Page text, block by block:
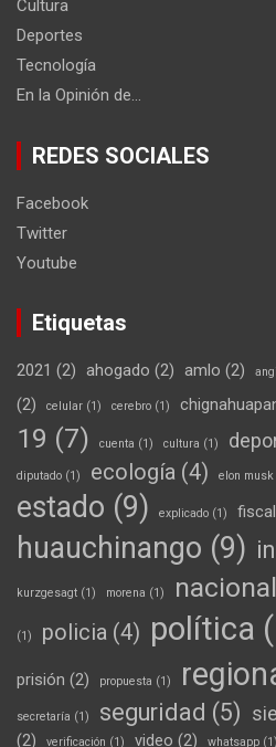
Cultura
Deportes
Tecnología
En la Opinión de…
REDES SOCIALES
Facebook
Twitter
Youtube
Etiquetas
2021 (2) ahogado (2) amlo (2)
(2)
celular (1) cerebro (1)
19 (7) cuenta (1) cultura (1)
diputado (1) ecología (4) elon musk
estado (9) explicado (1)
huauchinango (9)
kurzgesagt (1) morena (1) nacional
(1) policia (4) política
prisión (2) propuesta (1)
secretaría (1) seguridad (5)
(2)
verificación (1) video (2) whatsapp (1)